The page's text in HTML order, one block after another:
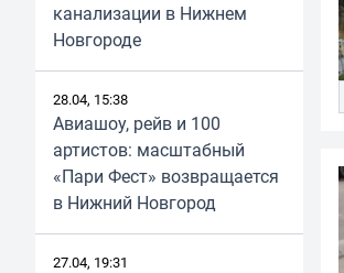
канализации в Нижнем
Новгороде
28.04, 15:38
Авиашоу, рейв и 100
артистов: масштабный
«Пари Фест» возвращается
в Нижний Новгород
27.04, 19:31